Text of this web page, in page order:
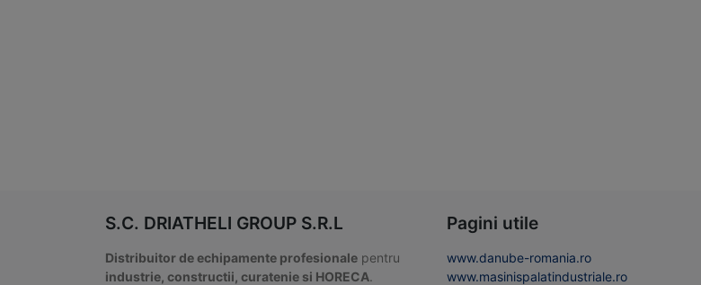
S.C. DRIATHELI GROUP S.R.L
Distribuitor de echipamente profesionale pentru
industrie, constructii, curatenie si HORECA.
Pagini utile
www.danube-romania.ro
www.masinispalatindustriale.ro